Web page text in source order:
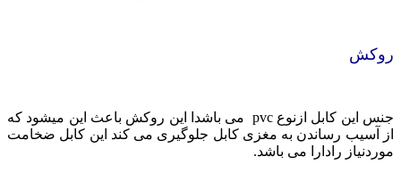
روکش
جنس این کابل ازنوع pvc می باشدا این روکش باعث این میشود که
از آسیب رساندن به مغزی کابل جلوگیری می کند این کابل ضخامت
موردنیاز رادارا می باشد.